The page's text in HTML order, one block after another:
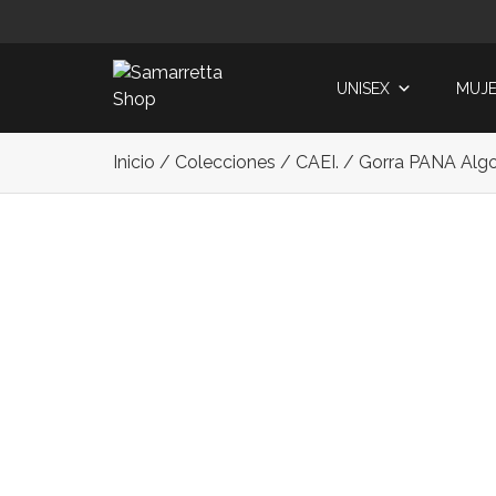
UNISEX
Inicio / Colecciones / CAEI. / Gorra PANA